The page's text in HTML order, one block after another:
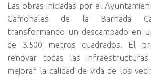
Las obras iniciadas por el
Gamonales de la Barriada
transformando un descampado en
de 3.500 metros cuadrados. El
renovar todas las
mejorar la calidad de vida de los